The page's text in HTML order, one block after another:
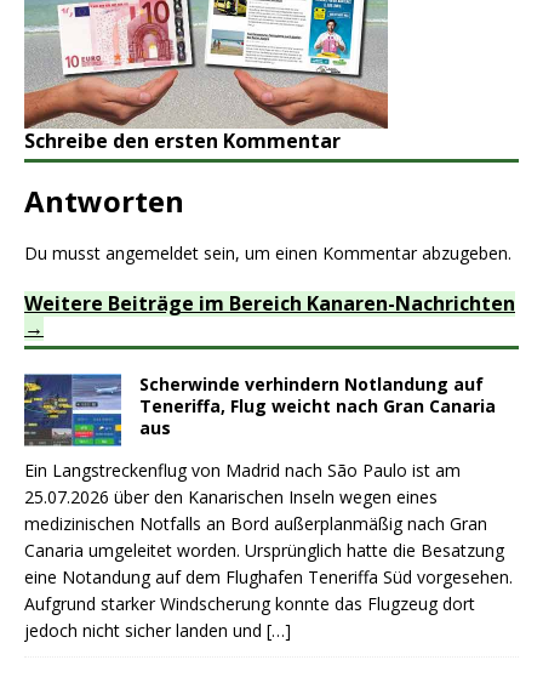
Schreibe den ersten Kommentar
Antworten
Du musst angemeldet sein, um einen Kommentar abzugeben.
Weitere Beiträge im Bereich Kanaren-Nachrichten
Scherwinde verhindern Notlandung auf
Teneriffa, Flug weicht nach Gran Canaria
aus
Ein Langstreckenflug von Madrid nach São Paulo ist am
25.07.2026 über den Kanarischen Inseln wegen eines
medizinischen Notfalls an Bord außerplanmäßig nach Gran
Canaria umgeleitet worden. Ursprünglich hatte die Besatzung
eine Notandung auf dem Flughafen Teneriffa Süd vorgesehen.
Aufgrund starker Windscherung konnte das Flugzeug dort
jedoch nicht sicher landen und […]